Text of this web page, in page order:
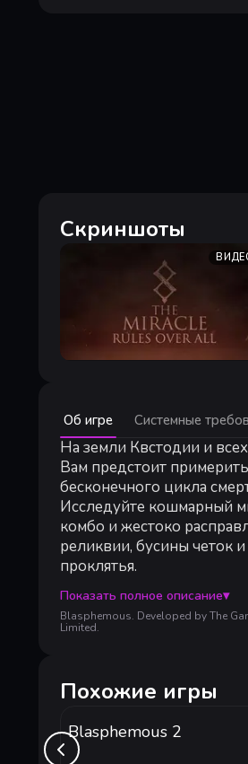
Скриншоты
Об игре Системные
На земли Квстодии и
Вам предстоит
бесконечного цикла
Исследуйте кошмарный
комбо и жестоко
реликвии, бусины четок
проклятья.
Ключевые функции
Исследуйте нелинейный
движения, очищая всё на
Расправы Дайте волю
пиксельном стиле.
Настраивайте свое
Показать полное описание▾
Blasphemous. Developed by The
Limited.
Минимальные:
Минимальные:
64-разрядные процессор и
ОС *: Windows 7 64-bit
Процессор:Intel Core2 Duo
Оперативная память:
4 GB ОЗУ
Видеокарта:GeForce GTX 260
Место на диске: 4 GB
Похожие игры
Blasphemous 2